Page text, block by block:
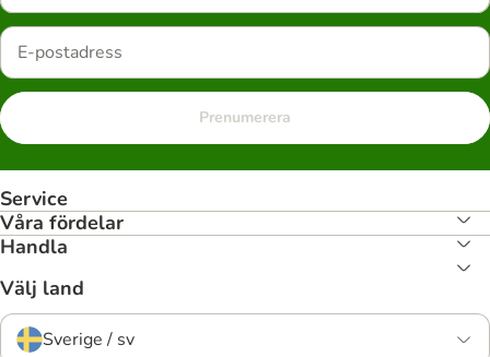
Prenumerera
Service
Våra fördelar
Handla
Välj land
Sverige / sv